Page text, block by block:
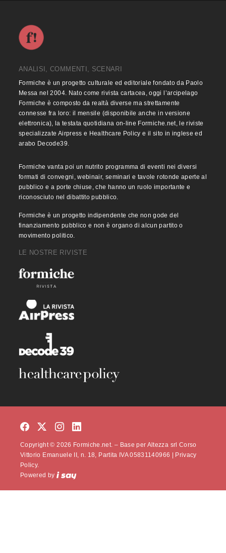
ANALISI, COMMENTI, SCENARI
Formiche è un progetto culturale ed editoriale fondato da Paolo
Messa nel 2004. Nato come rivista cartacea, oggi l’arcipelago
Formiche è composto da realtà diverse ma strettamente
connesse fra loro: il mensile (disponibile anche in versione
elettronica), la testata quotidiana on-line Formiche.net, le riviste
specializzate Airpress e Healthcare Policy e il sito in inglese ed
arabo Decode39.
Formiche vanta poi un nutrito programma di eventi nei diversi
formati di convegni, webinair, seminari e tavole rotonde aperte al
pubblico e a porte chiuse, che hanno un ruolo importante e
riconosciuto nel dibattito pubblico.
Formiche è un progetto indipendente che non gode del
finanziamento pubblico e non è organo di alcun partito o
movimento politico.
LE NOSTRE RIVISTE
Copyright © 2026 Formiche.net. – Base per Altezza srl Corso
Vittorio Emanuele II, n. 18, Partita IVA 05831140966 |
Privacy
Policy.
Powered by